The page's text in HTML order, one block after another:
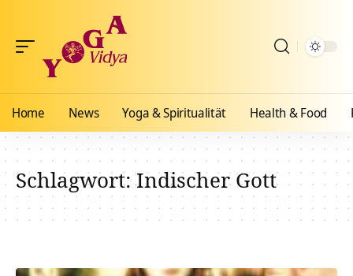
Home News Yoga & Spiritualität Health & Food
Schlagwort:Indischer Gott